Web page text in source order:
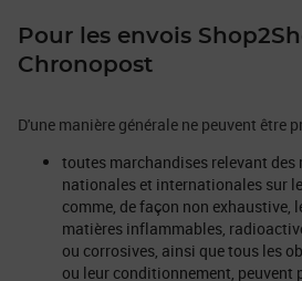
Pour les envois
Chronopost
D'une manière générale ne peuvent être
toutes marchandises relevant
nationales et internationales sur
comme, de façon non exhaustive,
matières inflammables,
ou corrosives, ainsi que tous les
ou leur conditionnement, peuvent